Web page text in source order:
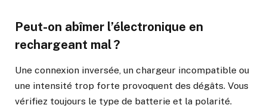
Peut-on abîmer l’électronique en
rechargeant mal ?
Une connexion inversée, un chargeur incompatible ou
une intensité trop forte provoquent des dégâts. Vous
vérifiez toujours le type de batterie et la polarité.